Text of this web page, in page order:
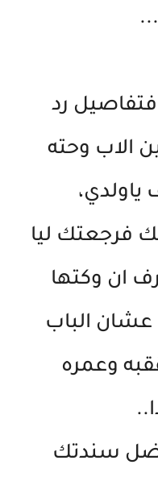
رد
الاب وحته
فرجعتك ليا
ان وكتها
الباب
وعمره
سندتك